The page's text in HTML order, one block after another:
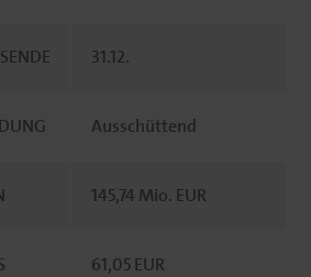
31.12.
Ausschüttend
145,74 Mio. EUR
61,05 EUR